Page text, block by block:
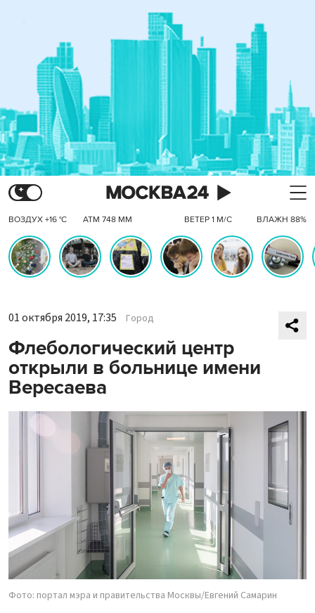
ВОЗДУХ +16 °C АТМ 748 ММ ВЕТЕР 1 М/С ВЛАЖН 88%
01 октября 2019, 17:35 Город
Флебологический центр
открыли в больнице имени
Вересаева
Фото: портал мэра и правительства Москвы/Евгений Самарин